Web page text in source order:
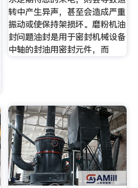
转中产生异声，甚至会造成严重
振动或使保持架损坏。磨粉机油
封问题油封是用于密封机械设备
中轴的封油用密封元件，而